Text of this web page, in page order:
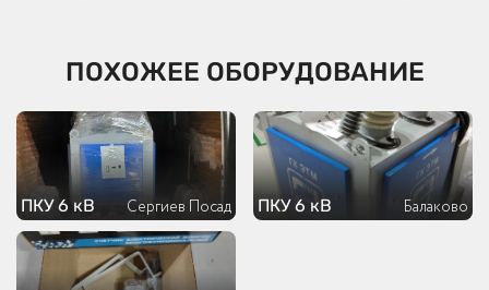
ПОХОЖЕЕ ОБОРУДОВАНИЕ
ПКУ 6 кВ Сергиев Посад ПКУ 6 кВ Балаково